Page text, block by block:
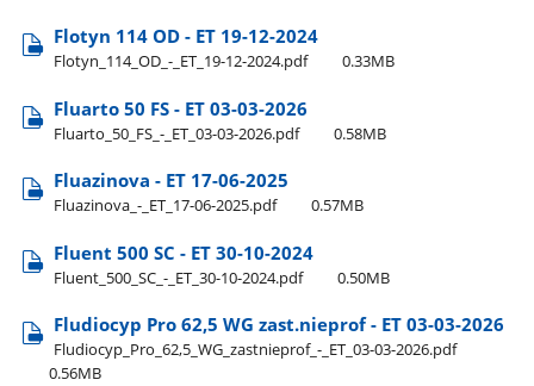
Flotyn 114 OD - ET 19-12-2024
Flotyn​_114​_OD​_-​_ET​_19-12-2024.pdf 0.33MB
Fluarto 50 FS - ET 03-03-2026
Fluarto​_50​_FS​_-​_ET​_03-03-2026.pdf 0.58MB
Fluazinova - ET 17-06-2025
Fluazinova​_-​_ET​_17-06-2025.pdf 0.57MB
Fluent 500 SC - ET 30-10-2024
Fluent​_500​_SC​_-​_ET​_30-10-2024.pdf 0.50MB
Fludiocyp Pro 62,5 WG zast.nieprof - ET 03-03-2026
Fludiocyp​_Pro​_62,5​_WG​_zastnieprof​_-​_ET​_03-03-2026.pdf
0.56MB